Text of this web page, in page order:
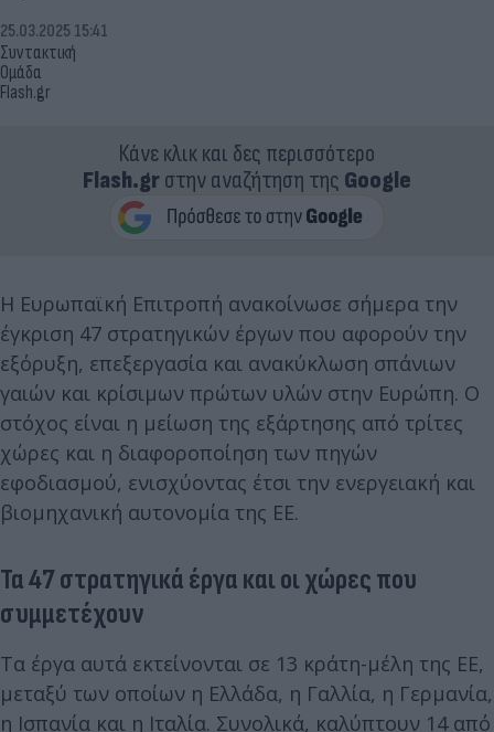
Συντακτική
Ομάδα
Flash.gr
25.03.2025 15:41
Κάνε κλικ και δες περισσότερο
Flash.grστην αναζήτηση της Google
Η Ευρωπαϊκή Επιτροπή ανακοίνωσε σήμερα την
έγκριση 47 στρατηγικών έργων που αφορούν την
εξόρυξη, επεξεργασία και ανακύκλωση σπάνιων
γαιών και κρίσιμων πρώτων υλών στην Ευρώπη. Ο
στόχος είναι η μείωση της εξάρτησης από τρίτες
χώρες και η διαφοροποίηση των πηγών
εφοδιασμού, ενισχύοντας έτσι την ενεργειακή και
βιομηχανική αυτονομία της ΕΕ.
Τα 47 στρατηγικά έργα και οι χώρες που
συμμετέχουν
Τα έργα αυτά εκτείνονται σε 13 κράτη-μέλη της ΕΕ,
μεταξύ των οποίων η Ελλάδα, η Γαλλία, η Γερμανία,
η Ισπανία και η Ιταλία. Συνολικά, καλύπτουν 14 από